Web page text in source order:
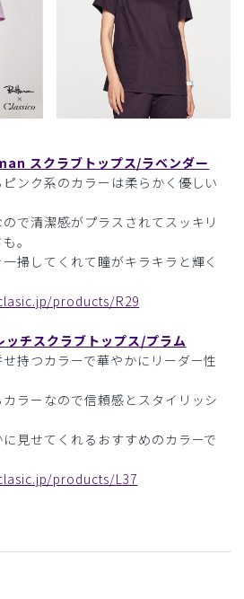
スクラブトップス/ラベンダー
ンク系のカラーは柔らかく優しい
で清潔感がプラスされてスッキリ
。
掃してくれて瞳がキラキラと輝く
products/R29
ッチスクラブトップス/プラム
持つカラーで華やかにリーダー性
ラーなので信頼感とスタイリッシ
見せてくれるおすすめのカラーで
products/L37